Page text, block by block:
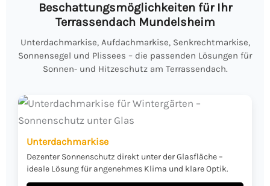
Beschattungsmöglichkeiten für Ihr
Terrassendach Mundelsheim
Unterdachmarkise, Aufdachmarkise, Senkrechtmarkise,
Sonnensegel und Plissees – die passenden Lösungen für
Sonnen- und Hitzeschutz am Terrassendach.
Unterdachmarkise
Dezenter Sonnenschutz direkt unter der Glasfläche –
ideale Lösung für angenehmes Klima und klare Optik.